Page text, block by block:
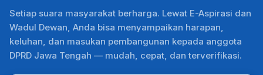
Setiap suara masyarakat berharga. Lewat E-Aspirasi dan
Wadul Dewan, Anda bisa menyampaikan harapan,
keluhan, dan masukan pembangunan kepada anggota
DPRD Jawa Tengah — mudah, cepat, dan terverifikasi.